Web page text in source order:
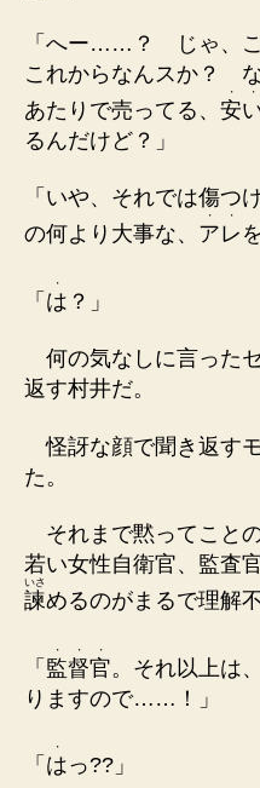
「へー……？ じゃ、
これからなんスか？
あたりで売ってる、 安
・ ・
るんだけど？」
「いや、それでは傷
の何より大事な、 ア
・
レ
・
「 は
・
？」
何の気なしに言った
返す村井だ。
怪訝な顔で聞き返す
た。
それまで黙ってこと
若い女性自衛官、監査
諫
いさ
めるのがまるで理解不
「 監
・
督
・
官
・
。それ以上は、
りますので……！」
「 は
・
っ??」